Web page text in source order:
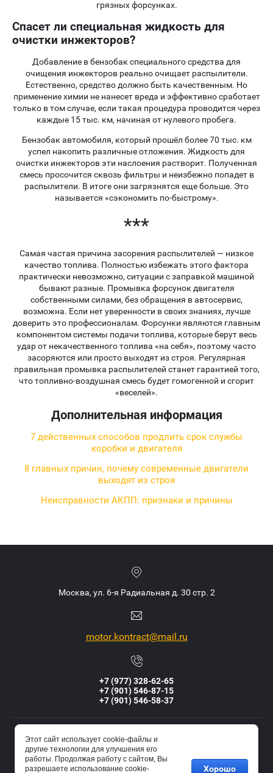
грязных форсунках.
Спасет ли специальная жидкость для
очистки инжекторов?
Добавление в бензобак специального средства для
очищения инжекторов реально очищает распылители.
Естественно, средство должно быть качественным. Но
применение химии не нанесет вреда и эффективно сработает
только в том случае, если такая процедура проводится через
каждые 15 тыс. км, начиная от нулевого пробега.
Бензобак автомобиля, который прошёл более 70 тыс. км
успел накопить различные отложения. Жидкость для
очистки инжекторов эти наслоения растворит. Полученная
смесь просочится сквозь фильтры и неизбежно попадет в
распылители. В итоге они загрязнятся еще больше. Это
называется «сэкономить по-быстрому».
***
Самая частая причина засорения распылителей — низкое
качество топлива. Полностью избежать этого фактора
практически невозможно, ситуации с заправкой машиной
бывают разные. Промывка форсунок двигателя
собственными силами, без обращения в автосервис,
возможна. Если нет уверенности в своих знаниях, лучше
доверить это профессионалам. Форсунки являются главным
компонентом системы подачи топлива, которые берут весь
удар от некачественного топлива «на себя», поэтому часто
засоряются или просто выходят из строя. Регулярная
правильная промывка распылителей станет гарантией того,
что топливно-воздушная смесь будет гомогенной и сгорит
«веселей».
Дополнительная информация
7 действенных способов продлить срок службы
коробки и двигателя
8 главных причин, почему современные двигатели
выходят из строя
Неисправности АКПП: признаки и причины
Москва, ул. 6-я Радиальная д. 30 стр. 2
motor.kontract@mail.ru
+7 (977) 328-62-65
+7 (901) 546-87-15
+7 (901) 546-58-37
Обратная связь
Этот сайт использует cookie-файлы и
другие технологии для улучшения его
работы. Продолжая работу с сайтом, Вы
разрешаете использование cookie-
Хорошо